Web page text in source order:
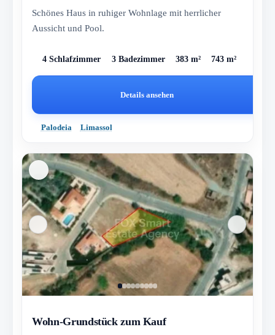
Schönes Haus in ruhiger Wohnlage mit herrlicher
Aussicht und Pool.
4 Schlafzimmer 3 Badezimmer 383 m² 743 m²
Details ansehen
Palodeia Limassol
Wohn-Grundstück zum Kauf